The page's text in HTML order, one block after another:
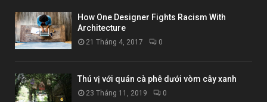
How One Designer Fights Racism With
Architecture
21 Tháng 4, 2017 0
Thú vị với quán cà phê dưới vòm cây xanh
23 Tháng 11, 2019 0